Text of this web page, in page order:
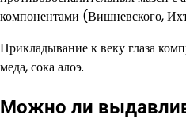
компонентами (Вишневского,
Прикладывание к веку глаза
меда, сока алоэ.
Можно ли